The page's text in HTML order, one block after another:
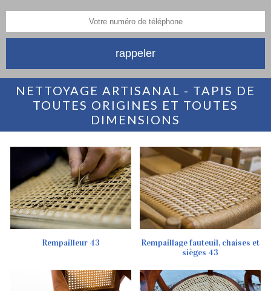
NETTOYAGE ARTISANAL - TAPIS DE
TOUTES ORIGINES ET TOUTES
DIMENSIONS
Rempailleur 43
Rempaillage fauteuil, chaises et
sièges 43